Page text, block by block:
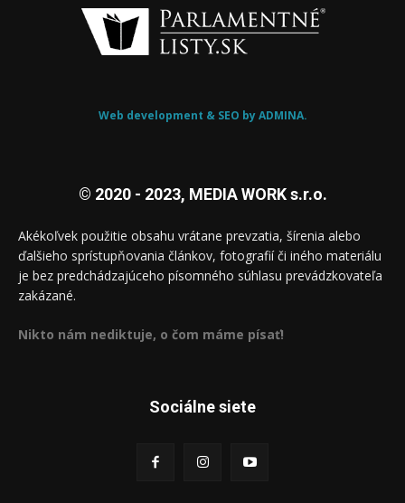
Web development & SEO by ADMINA.
© 2020 - 2023, MEDIA WORK s.r.o.
Akékoľvek použitie obsahu vrátane prevzatia, šírenia alebo
ďalšieho sprístupňovania článkov, fotografií či iného materiálu
je bez predchádzajúceho písomného súhlasu prevádzkovateľa
zakázané.
Nikto nám nediktuje, o čom máme písať!
Sociálne siete